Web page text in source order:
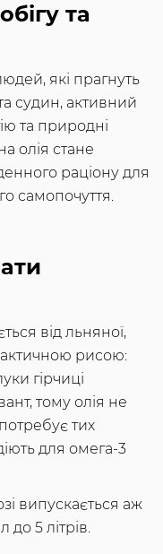
та
які прагнуть
судин, активний
та природні
олія стане
раціону для
самопочуття.
від льняної,
рисою:
гірчиці
тому олія не
тих
для омега-3
випускається аж
до 5 літрів.